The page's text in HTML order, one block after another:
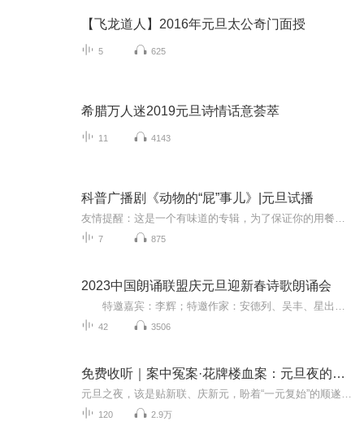
【飞龙道人】2016年元旦太公奇门面授
5 625
希腊万人迷2019元旦诗情话意荟萃
11 4143
科普广播剧《动物的“屁”事儿》|元旦试播
7 875
2023中国朗诵联盟庆元旦迎新春诗歌朗诵会
42 3506
免费收听｜案中冤案·花牌楼血案：元旦夜的沉冤与昭雪
120 2.9万